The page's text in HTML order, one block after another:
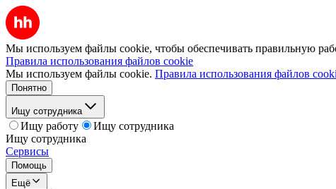
Мы используем файлы cookie, чтобы обеспечивать правильную
Правила использования файлов cookie
Мы используем файлы cookie. Правила использования файлов
Понятно
Ищу сотрудника
Ищу работу
Ищу сотрудника
Ищу сотрудника
Сервисы
Помощь
Ещё